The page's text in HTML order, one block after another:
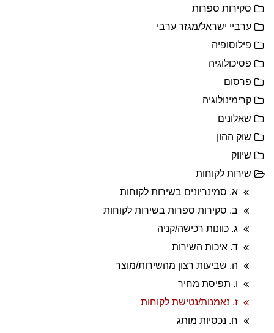
סקירות ספרות
ערביי ישראל/מגזר ערבי
פילוסופיה
פסיכולוגיה
פרסום
קרימינולוגיה
שאלונים
שוק ההון
שיווק
שירות לקוחות
א. סמינריונים בשירות לקוחות
ב. סקירות ספרות בשירות לקוחות
ג. כוונות רכישה/קניה
ד. איכות השירות
ה. שביעות רצון מהשירות/מוצר
ו. תפיסת מחיר
ז. נאמנות/נטישת לקוחות
ח. נכסיות מותג